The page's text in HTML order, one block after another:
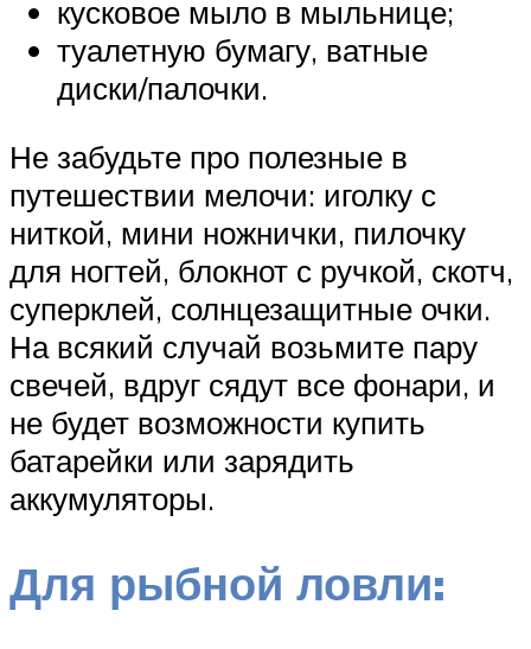
кусковое мыло в мыльнице;
туалетную бумагу, ватные
диски/палочки.
Не забудьте про полезные в
путешествии мелочи: иголку с
ниткой, мини ножнички, пилочку
для ногтей, блокнот с ручкой, скотч,
суперклей, солнцезащитные очки.
На всякий случай возьмите пару
свечей, вдруг сядут все фонари, и
не будет возможности купить
батарейки или зарядить
аккумуляторы.
Для рыбной ловли: